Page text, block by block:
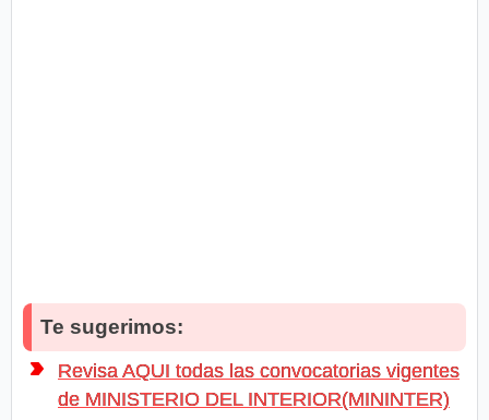
Te sugerimos:
Revisa AQUI todas las convocatorias vigentes
de MINISTERIO DEL INTERIOR(MININTER)